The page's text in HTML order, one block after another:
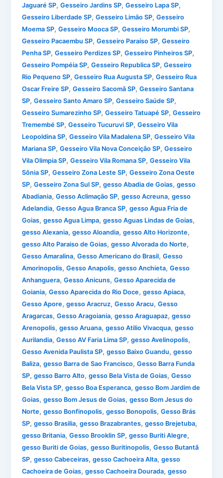
Jaguaré SP,Gesseiro Jardins SP,Gesseiro Lapa SP,
Gesseiro Liberdade SP,Gesseiro Limão SP,Gesseiro
Moema SP,Gesseiro Mooca SP,Gesseiro Morumbi SP,
Gesseiro Pacaembu SP,Gesseiro Paraíso SP,Gesseiro
Penha SP,Gesseiro Perdizes SP,Gesseiro Pinheiros SP,
Gesseiro Pompéia SP,Gesseiro Republica SP,Gesseiro
Rio Pequeno SP,Gesseiro Rua Augusta SP,Gesseiro Rua
Oscar Freire SP,Gesseiro Sacomã SP,Gesseiro Santana
SP,Gesseiro Santo Amaro SP,Gesseiro Saúde SP,
Gesseiro Sumarezinho SP,Gesseiro Tatuapé SP,Gesseiro
Tremembé SP,Gesseiro Tucuruvi SP,Gesseiro Vila
Leopoldina SP,Gesseiro Vila Madalena SP,Gesseiro Vila
Mariana SP,Gesseiro Vila Nova Conceição SP,Gesseiro
Vila Olimpia SP,Gesseiro Vila Romana SP,Gesseiro Vila
Sônia SP,Gesseiro Zona Leste SP,Gesseiro Zona Oeste
SP,Gesseiro Zona Sul SP,gesso Abadia de Goias,gesso
Abadiania,Gesso Aclimação SP,gesso Acreuna,gesso
Adelandia,Gesso Agua Branca SP,gesso Agua Fria de
Goias,gesso Agua Limpa,gesso Aguas Lindas de Goias,
gesso Alexania,gesso Aloandia,gesso Alto Horizonte,
gesso Alto Paraiso de Goias,gesso Alvorada do Norte,
Gesso Amaralina,Gesso Americano do Brasil,Gesso
Amorinopolis,Gesso Anapolis,gesso Anchieta,Gesso
Anhanguera,Gesso Anicuns,Gesso Aparecida de
Goiania,Gesso Aparecida do Rio Doce,gesso Apiaca,
Gesso Apore,gesso Aracruz,Gesso Aracu,Gesso
Aragarcas,Gesso Aragoiania,gesso Araguapaz,gesso
Arenopolis,gesso Aruana,gesso Atilio Vivacqua,gesso
Aurilandia,Gesso AV Faria Lima SP,gesso Avelinopolis,
Gesso Avenida Paulista SP,gesso Baixo Guandu,gesso
Baliza,gesso Barra de Sao Francisco,Gesso Barra Funda
SP,gesso Barro Alto,gesso Bela Vista de Goias,Gesso
Bela Vista SP,gesso Boa Esperanca,gesso Bom Jardim de
Goias,gesso Bom Jesus de Goias,gesso Bom Jesus do
Norte,gesso Bonfinopolis,gesso Bonopolis,Gesso Brás
SP,gesso Brasilia,gesso Brazabrantes,gesso Brejetuba,
gesso Britania,Gesso Brooklin SP,gesso Buriti Alegre,
gesso Buriti de Goias,gesso Buritinopolis,Gesso Butantã
SP,gesso Cabeceiras,gesso Cachoeira Alta,gesso
Cachoeira de Goias,gesso Cachoeira Dourada,gesso